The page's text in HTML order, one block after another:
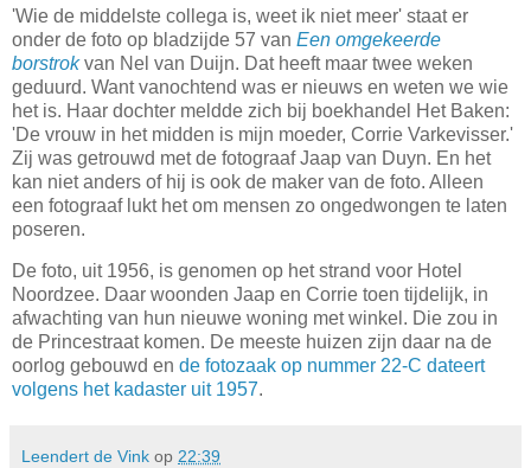
'Wie de middelste collega is, weet ik niet meer' staat er
onder de foto op bladzijde 57 van Een omgekeerde
borstrokvan Nel van Duijn. Dat heeft maar twee weken
geduurd. Want vanochtend was er nieuws en weten we wie
het is. Haar dochter meldde zich bij boekhandel Het Baken:
'De vrouw in het midden is mijn moeder, Corrie Varkevisser.'
Zij was getrouwd met de fotograaf Jaap van Duyn. En het
kan niet anders of hij is ook de maker van de foto. Alleen
een fotograaf lukt het om mensen zo ongedwongen te laten
poseren.
De foto, uit 1956, is genomen op het strand voor Hotel
Noordzee. Daar woonden Jaap en Corrie toen tijdelijk, in
afwachting van hun nieuwe woning met winkel. Die zou in
de Princestraat komen. De meeste huizen zijn daar na de
oorlog gebouwd en de fotozaak op nummer 22-C dateert
volgens het kadaster uit 1957.
Leendert de Vink op 22:39